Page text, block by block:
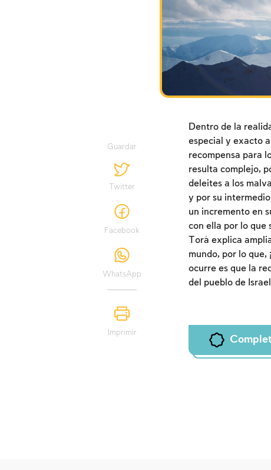
Guardar
Twitter
Facebook
WhatsApp
Imprimir
Dentro de la
especial y exacto
recompensa para
resulta complejo,
deleites a los
y por su
un incremento en
con ella por lo que
Torá explica
mundo, por lo que,
ocurre es que la
del pueblo de